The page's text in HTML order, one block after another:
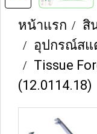
หน้าแรก
สิ
อุปกรณ์สแ
Tissue
(12.0114.18)